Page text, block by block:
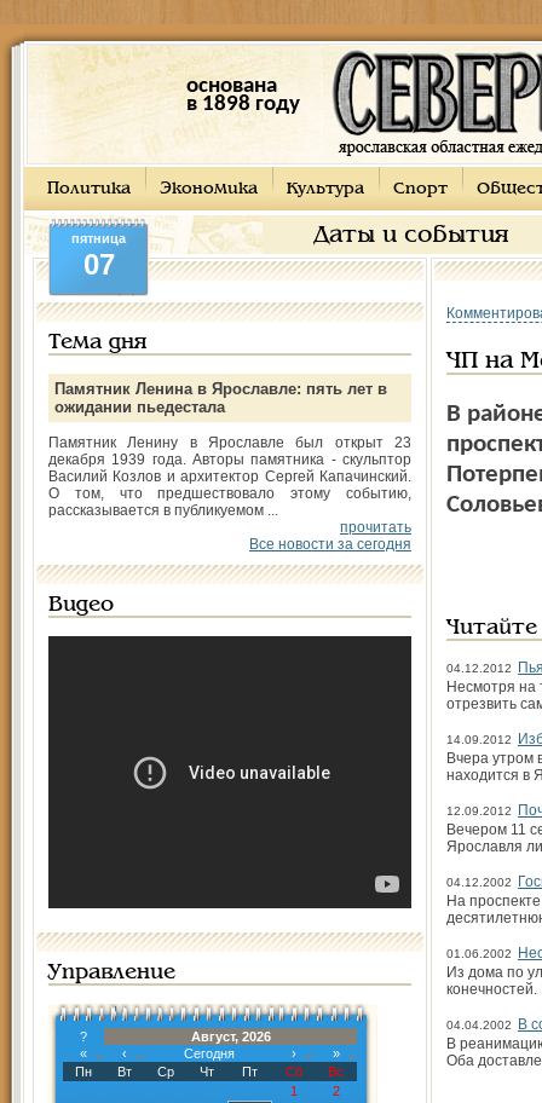
основана
в 1898 году
Политика Экономика Культура Спорт
Даты и события
пятница
07
Тема дня
Памятник Ленина в Ярославле: пять лет в
ожидании пьедестала
Памятник Ленину в Ярославле был открыт 23
декабря 1939 года. Авторы памятника - скульптор
Василий Козлов и архитектор Сергей Капачинский.
О том, что предшествовало этому событию,
рассказывается в публикуемом ...
прочитать
Все новости за сегодня
Видео
Управление
?
Август, 2026
«
‹ Сегодня ›
»
Пн
Вт Ср Чт Пт Сб
Вс
1
2
ЧП на
В
04.12.2012
Несмотря на
отрезвить
14.09.2012
Вчера утром
находится в
12.09.2012
Вечером 11
Ярославля
04.12.2002
На
01.06.2002
Из дома по
04.04.2002
В
В
Оба